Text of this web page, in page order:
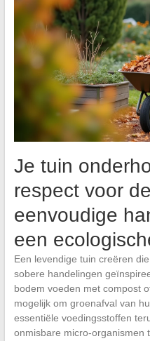
Je tuin
respect voor
eenvoudige
een
Een levendige tuin creëren
sobere handelingen
bodem voeden met compost
mogelijk om groenafval van
essentiële voedingsstoffen
onmisbare micro-organismen